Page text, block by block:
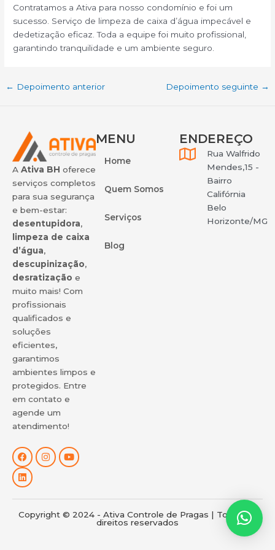
Contratamos a Ativa para nosso condomínio e foi um
sucesso. Serviço de limpeza de caixa d’água impecável e
dedetização eficaz. Toda a equipe foi muito profissional,
garantindo tranquilidade e um ambiente seguro.
← Depoimento anterior Depoimento seguinte →
A Ativa BH oferece
serviços completos
para sua segurança
e bem-estar:
desentupidora,
limpeza de caixa
d’água,
descupinização,
desratização e
muito mais! Com
profissionais
qualificados e
soluções
eficientes,
garantimos
ambientes limpos e
protegidos. Entre
em contato e
agende um
atendimento!
F
a
c
e
b
k
I
n
s
a
Y
o
u
L
i
n
k
e
n
MENU
Home
Quem Somos
Serviços
Blog
ENDEREÇO
Rua Walfrido
Mendes,15 -
Bairro
Califórnia
Belo
Horizonte/MG
Copyright © 2024 - Ativa Controle de Pragas | Todos os
direitos reservados